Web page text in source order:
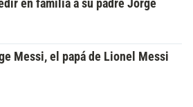
en familia a su padre Jorge
Messi, el papá de Lionel Messi